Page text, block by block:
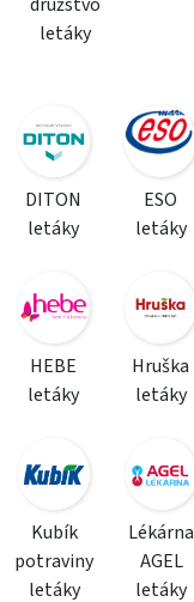
letáky
DITON
letáky
ESO
letáky
HEBE
letáky
Hruška
letáky
Kubík
potraviny
letáky
Lékárna
AGEL
letáky